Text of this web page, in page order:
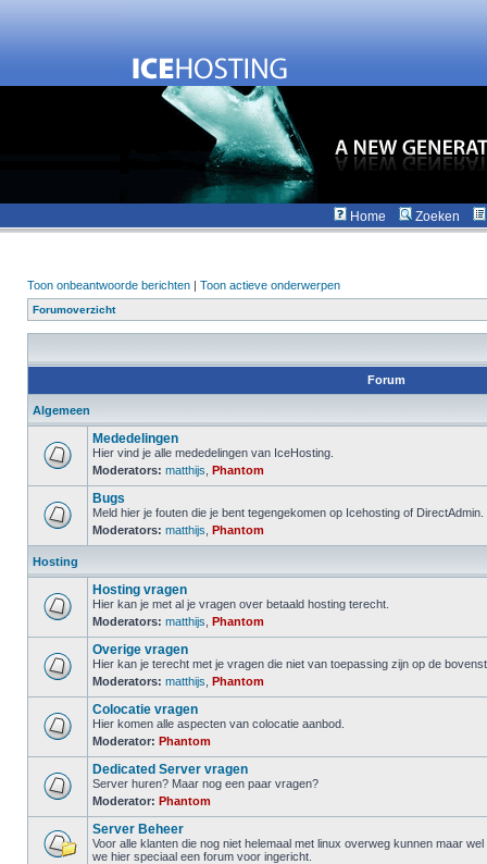
Home Zoeken
Toon onbeantwoorde berichten | Toon actieve onderwerpen
Forumoverzicht
Forum
Algemeen
Mededelingen
Hier vind je alle mededelingen van IceHosting.
Moderators: matthijs Phantom
Bugs
Meld hier je fouten die je bent tegengekomen op Icehosting of DirectAdmin.
Moderators: matthijs Phantom
Hosting
Hosting vragen
Hier kan je met al je vragen over betaald hosting terecht.
Moderators: matthijs Phantom
Overige vragen
Hier kan je terecht met je vragen die niet van toepassing zijn op de
Moderators: matthijs Phantom
Colocatie vragen
Hier komen alle aspecten van colocatie aanbod.
Moderator: Phantom
Dedicated Server vragen
Server huren? Maar nog een paar vragen?
Moderator: Phantom
Server Beheer
Voor alle klanten die nog niet helemaal met linux overweg kunnen maar
we hier speciaal een forum voor ingericht.